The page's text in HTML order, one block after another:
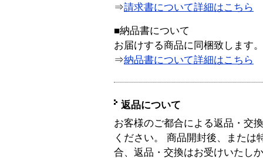
⇒請求書について詳細はこちら
■納品書について
お届けする商品に同梱致します。
⇒納品書について詳細はこちら
返品について
お客様のご都合による返品・交
ください。 商品開封後、または
合、返品・交換はお受けいたし